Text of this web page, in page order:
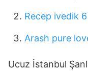
Recep ivedik
Arash pure
Ucuz İstanbul